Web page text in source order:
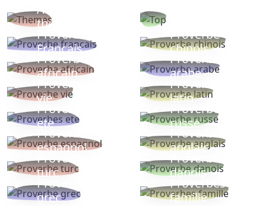
Autres
thèmes
Proverbe
Français
Proverbe
chinois
Proverbe
africain
Proverbe
arabe
Proverbe
vie
Proverbe
latin
Proverbes
ete
Proverbe
russe
Proverbe
espagnol
Proverbe
anglais
Proverbe
turc
Proverbe
danois
Proverbe
grec
Proverbes
famille